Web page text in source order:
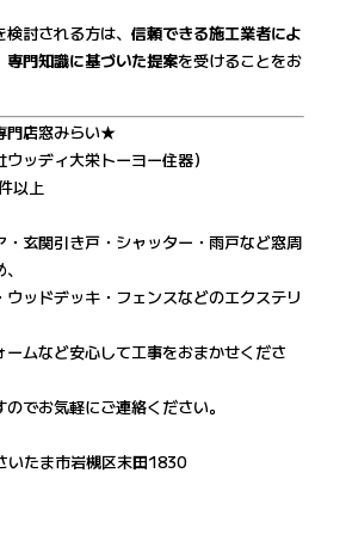
検討される方は、信頼できる施工業者によ
専門知識に基づいた提案を受けることをお
門店窓みらい★
ウッディ大栄トーヨー住器）
以上
・玄関引き戸・シャッター・雨戸など窓周
ッドデッキ・フェンスなどのエクステリ
ームなど安心して工事をおまかせくださ
でお気軽にご連絡ください。
たま市岩槻区末田1830